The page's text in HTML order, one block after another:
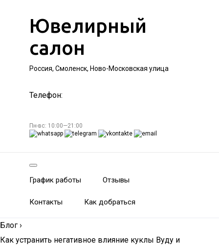
Ювелирный
салон
Россия, Смоленск, Ново-Московская улица
Телефон:
Пн-вс: 10:00—21:00
График работы Отзывы
Контакты Как добраться
Блог ›
Как устранить негативное влияние куклы Вуду и